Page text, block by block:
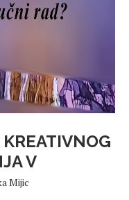
V
Mijic